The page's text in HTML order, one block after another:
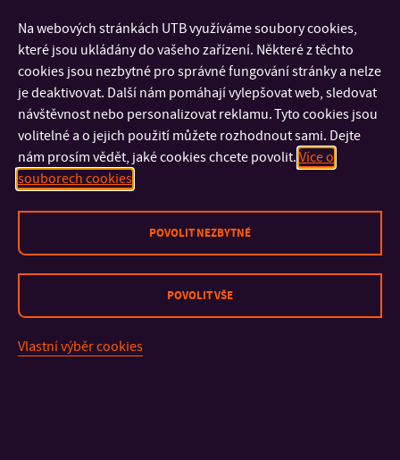
Termín pro dodání návrhů na ocenění studentů: do 14. 5. 2025
Návrh komise pro příslušnou oblast SVOČ na ocenění
studentů na základě výsledků posouzení navrhovaných prací.
KONTAKT
DŮLEŽITÉ INFORMACE
Na webových stránkách UTB využíváme soubory cookies,
které jsou ukládány do vašeho zařízení. Některé z těchto
cookies jsou nezbytné pro správné fungování stránky a nelze
je deaktivovat. Další nám pomáhají vylepšovat web, sledovat
návštěvnost nebo personalizovat reklamu. Tyto cookies jsou
volitelné a o jejich použití můžete rozhodnout sami. Dejte
nám prosím vědět, jaké cookies chcete povolit. Více o
souborech cookies
POVOLIT NEZBYTNÉ
POVOLIT VŠE
Vlastní výběr cookies